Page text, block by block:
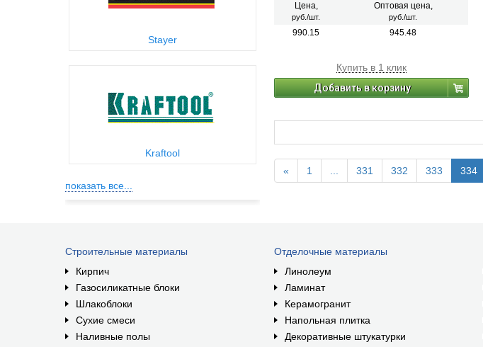
Stayer
Kraftool
показать все...
SDS-max.
Цена,
руб./шт.
Оптовая цена,
руб./шт.
990.15 945.48
Купить в 1 клик
Добавить в корзину
« 1 331 332 333 334
Строительные материалы
Кирпич
Газосиликатные блоки
Шлакоблоки
Сухие смеси
Наливные полы
Отделочные материалы
Линолеум
Ламинат
Керамогранит
Напольная плитка
Декоративные штукатурки